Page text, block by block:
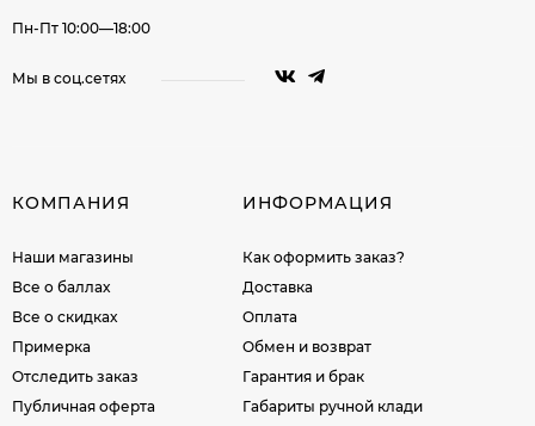
Пн-Пт 10:00—18:00
Мы в соц.сетях
КОМПАНИЯ
Наши магазины
Все о баллах
Все о скидках
Примерка
Отследить заказ
Публичная оферта
ИНФОРМАЦИЯ
Как оформить заказ?
Доставка
Оплата
Обмен и возврат
Гарантия и брак
Габариты ручной клади